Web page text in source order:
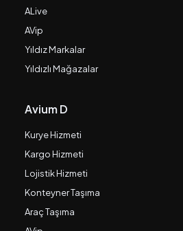
ALive
AVip
Yıldız Markalar
Yıldızlı Mağazalar
Avium D
Kurye Hizmeti
Kargo Hizmeti
Lojistik Hizmeti
Konteyner Taşıma
Araç Taşıma